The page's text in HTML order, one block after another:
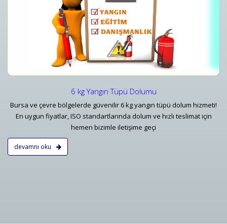
6 kg Yangın Tüpü Dolumu
Bursa ve çevre bölgelerde güvenilir 6 kg yangın tüpü dolum hizmeti!
En uygun fiyatlar, ISO standartlarında dolum ve hızlı teslimat için
hemen bizimle iletişime geçi
devamnı oku
Bursa Yangın Söndürücü 1 kg 6 kg - 50 kg Tüp Çeşitleri ve Fiyatları -
Detaylar